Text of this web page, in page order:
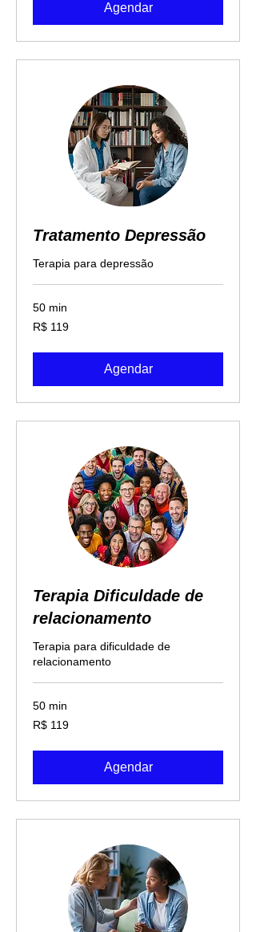
Agendar
Tratamento Depressão
Terapia para depressão
50 min
119
Reais
R$ 119
Agendar
Terapia Dificuldade de
relacionamento
Terapia para dificuldade de
relacionamento
50 min
119
Reais
R$ 119
Agendar